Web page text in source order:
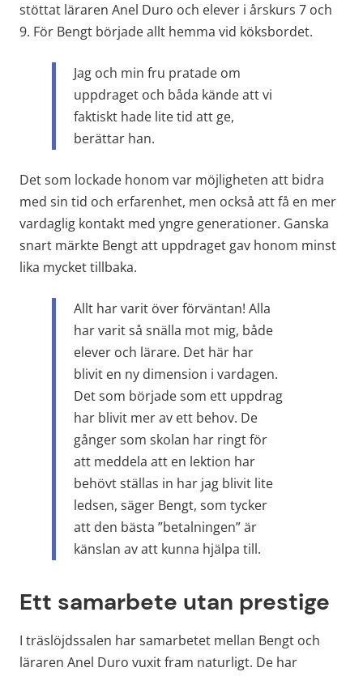
stöttat läraren Anel Duro och elever i årskurs 7 och
9. För Bengt började allt hemma vid köksbordet.
Jag och min fru pratade om
uppdraget och båda kände att vi
faktiskt hade lite tid att ge,
berättar han.
Det som lockade honom var möjligheten att bidra
med sin tid och erfarenhet, men också att få en mer
vardaglig kontakt med yngre generationer. Ganska
snart märkte Bengt att uppdraget gav honom minst
lika mycket tillbaka.
Allt har varit över förväntan! Alla
har varit så snälla mot mig, både
elever och lärare. Det här har
blivit en ny dimension i vardagen.
Det som började som ett uppdrag
har blivit mer av ett behov. De
gånger som skolan har ringt för
att meddela att en lektion har
behövt ställas in har jag blivit lite
ledsen, säger Bengt, som tycker
att den bästa ”betalningen” är
känslan av att kunna hjälpa till.
Ett samarbete utan prestige
I träslöjdssalen har samarbetet mellan Bengt och
läraren Anel Duro vuxit fram naturligt. De har